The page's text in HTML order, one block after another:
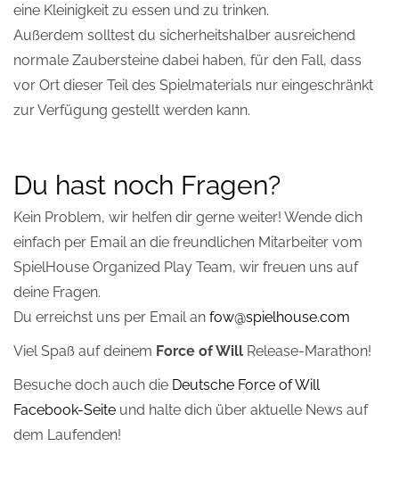
eine Kleinigkeit zu essen und zu trinken.
Außerdem solltest du sicherheitshalber ausreichend
normale Zaubersteine dabei haben, für den Fall, dass
vor Ort dieser Teil des Spielmaterials nur eingeschränkt
zur Verfügung gestellt werden kann.
Du hast noch Fragen?
Kein Problem, wir helfen dir gerne weiter! Wende dich
einfach per Email an die freundlichen Mitarbeiter vom
SpielHouse Organized Play Team, wir freuen uns auf
deine Fragen.
Du erreichst uns per Email an fow@spielhouse.com
Viel Spaß auf deinem Force of Will Release-Marathon!
Besuche doch auch die Deutsche Force of Will
Facebook-Seite und halte dich über aktuelle News auf
dem Laufenden!